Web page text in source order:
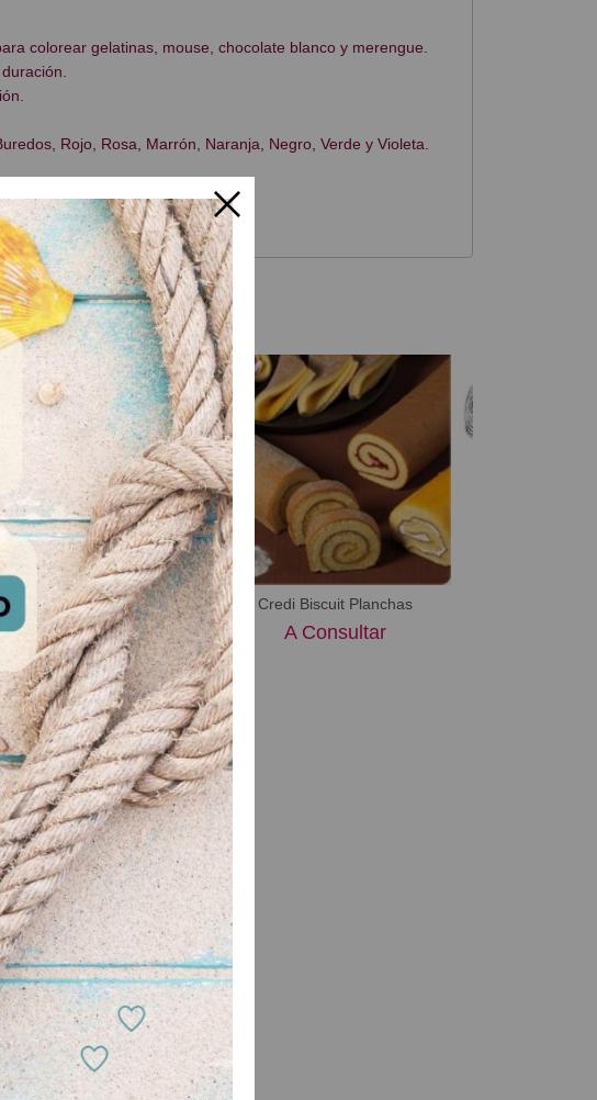
colorear gelatinas, mouse, chocolate blanco y merengue.
Rojo, Rosa, Marrón, Naranja, Negro, Verde y Violeta.
Mella Trieb
A Consultar
Credi Biscuit Planchas
A Consultar